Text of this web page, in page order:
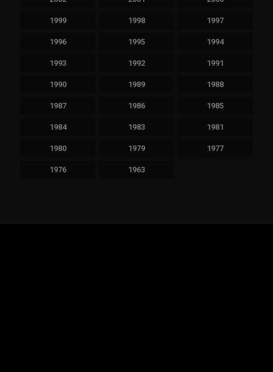
1999 1998 1997
1996 1995 1994
1993 1992 1991
1990 1989 1988
1987 1986 1985
1984 1983 1981
1980 1979 1977
1976 1963